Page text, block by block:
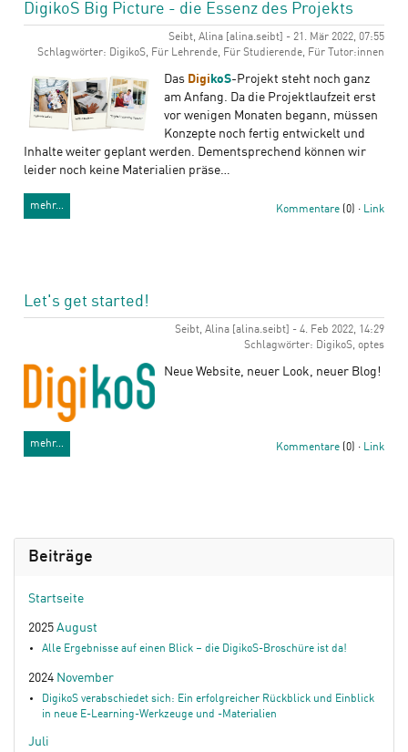
DigikoS Big Picture - die Essenz des Projekts
Seibt, Alina [alina.seibt] - 21. Mär 2022, 07:55
Schlagwörter: DigikoS, Für Lehrende, Für Studierende, Für Tutor:innen
Das Digi koS-Projekt steht noch ganz
am Anfang. Da die Projektlaufzeit erst
vor wenigen Monaten begann, müssen
Konzepte noch fertig entwickelt und
Inhalte weiter geplant werden. Dementsprechend können wir
leider noch keine Materialien präse…
mehr… Kommentare (0) · Link
Let's get started!
Seibt, Alina [alina.seibt] - 4. Feb 2022, 14:29
Schlagwörter: DigikoS, optes
Neue Website, neuer Look, neuer Blog!
mehr… Kommentare (0) · Link
Beiträge
Startseite
2025 August
Alle Ergebnisse auf einen Blick – die DigikoS-Broschüre ist da!
2024 November
DigikoS verabschiedet sich: Ein erfolgreicher Rückblick und Einblick
in neue E-Learning-Werkzeuge und -Materialien
Juli